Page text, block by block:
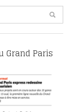
Grand Paris